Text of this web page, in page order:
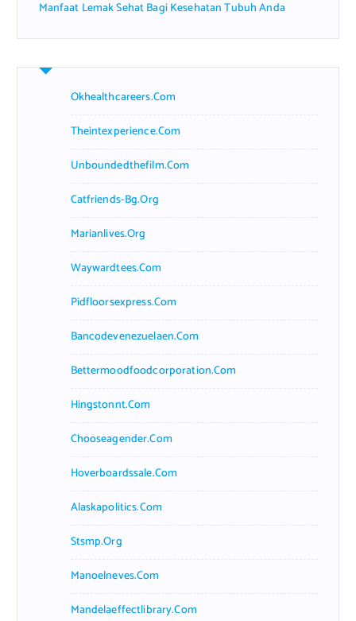
Manfaat Lemak Sehat Bagi Kesehatan Tubuh Anda
Okhealthcareers.com
Theintexperience.com
Unboundedthefilm.com
Catfriends-Bg.org
Marianlives.org
Waywardtees.com
Pidfloorsexpress.com
Bancodevenezuelaen.com
Bettermoodfoodcorporation.com
Hingstonnt.com
Chooseagender.com
Hoverboardssale.com
Alaskapolitics.com
Stsmp.org
Manoelneves.com
Mandelaeffectlibrary.com